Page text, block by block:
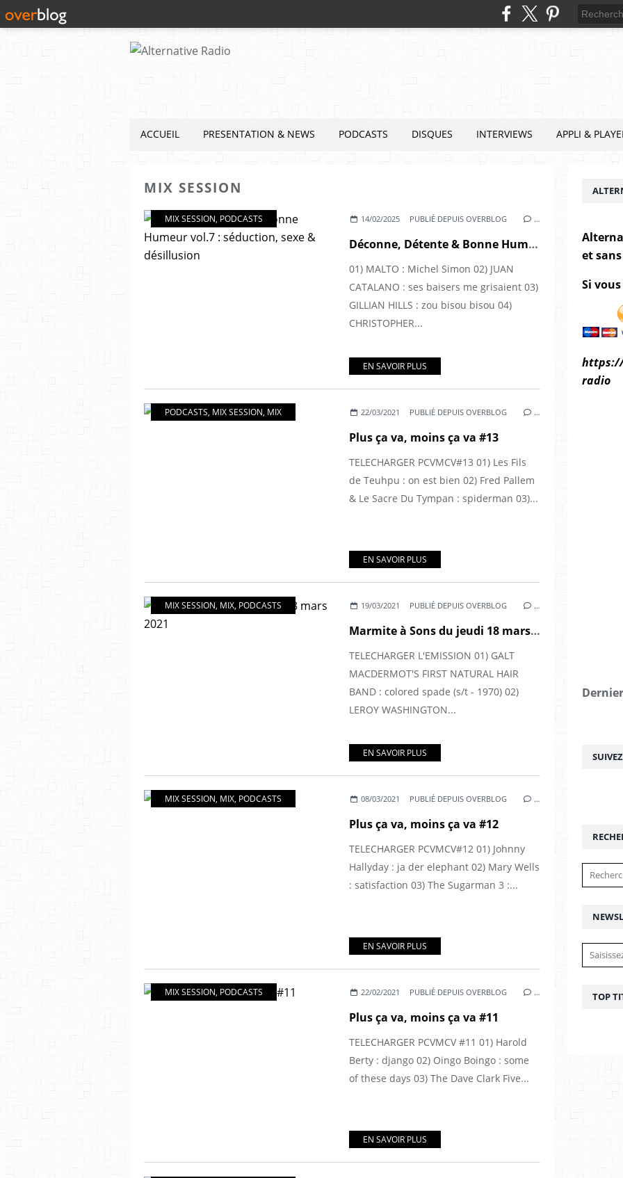
ACCUEIL PRESENTATION & NEWS PODCASTS DISQUES INTERVIEWS APPLI &
MIX SESSION
MIX SESSION, PODCASTS 14/02/2025 PUBLIÉ DEPUIS OVERBLOG …
Déconne, Détente & Bonne Humeur vol.7 : séduction, sexe & désillusion
01) MALTO : Michel Simon 02) JUAN
CATALANO : ses baisers me grisaient 03)
GILLIAN HILLS : zou bisou bisou 04)
CHRISTOPHER...
EN SAVOIR PLUS
PODCASTS, MIX SESSION, MIX 22/03/2021 PUBLIÉ DEPUIS OVERBLOG …
Plus ça va, moins ça va #13
TELECHARGER PCVMCV#13 01) Les Fils
de Teuhpu : on est bien 02) Fred Pallem
& Le Sacre Du Tympan : spiderman 03)...
EN SAVOIR PLUS
MIX SESSION, MIX, PODCASTS 19/03/2021 PUBLIÉ DEPUIS OVERBLOG …
Marmite à Sons du jeudi 18 mars 2021
TELECHARGER L'EMISSION 01) GALT
MACDERMOT'S FIRST NATURAL HAIR
BAND : colored spade (s/t - 1970) 02)
LEROY WASHINGTON...
EN SAVOIR PLUS
MIX SESSION, MIX, PODCASTS 08/03/2021 PUBLIÉ DEPUIS OVERBLOG …
Plus ça va, moins ça va #12
TELECHARGER PCVMCV#12 01) Johnny
Hallyday : ja der elephant 02) Mary Wells
: satisfaction 03) The Sugarman 3 :...
EN SAVOIR PLUS
MIX SESSION, PODCASTS 22/02/2021 PUBLIÉ DEPUIS OVERBLOG …
Plus ça va, moins ça va #11
TELECHARGER PCVMCV #11 01) Harold
Berty : django 02) Oingo Boingo : some
of these days 03) The Dave Clark Five...
EN SAVOIR PLUS
et
Si
radio
TOP